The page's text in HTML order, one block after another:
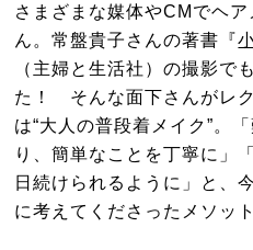
さまざまな媒体やCMでヘ
ん。常盤貴子さんの著書『
（主婦と生活社）の撮影で
た！ そんな面下さんがレ
は“大人の普段着メイク”。
り、簡単なことを丁寧に」
日続けられるように」と、
に考えてくださったメソッ